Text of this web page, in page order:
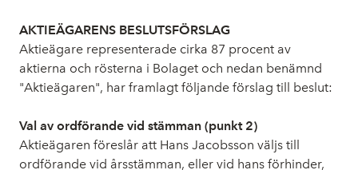
AKTIEÄGARENS BESLUTSFÖRSLAG
Aktieägare representerade cirka 87 procent av
aktierna och rösterna i Bolaget och nedan benämnd
"Aktieägaren", har framlagt följande förslag till beslut:
Val av ordförande vid stämman (punkt 2)
Aktieägaren föreslår att Hans Jacobsson väljs till
ordförande vid årsstämman, eller vid hans förhinder,